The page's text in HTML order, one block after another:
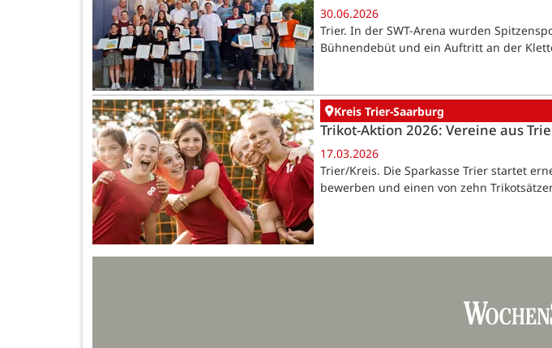
30.06.2026
Trier. In der SWT-Arena wurden
Bühnendebüt und ein Auftritt an der
Kreis Trier-Saarburg
Trikot-Aktion 2026: Vereine aus
17.03.2026
Trier/Kreis. Die Sparkasse Trier startet
bewerben und einen von zehn